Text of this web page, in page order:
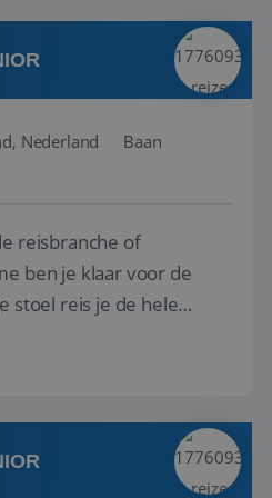
om vragen ...
Nederland
Baan
reisbranche of
ben je klaar voor de
stoel reis je de hele
en wat er in de
die droomreis te